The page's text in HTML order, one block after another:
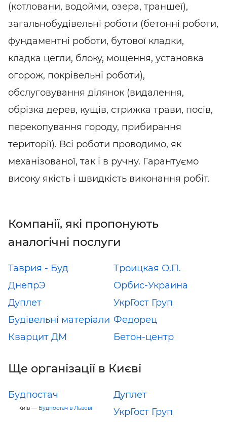
(котловани, водойми, озера, траншеї),
загальнобудівельні роботи (бетонні роботи,
фундаментні роботи, бутової кладки,
кладка цегли, блоку, мощення, установка
огорож, покрівельні роботи),
обслуговування ділянок (видалення,
обрізка дерев, кущів, стрижка трави, посів,
перекопування городу, прибирання
території). Всі роботи проводимо, як
механізованої, так і в ручну. Гарантуємо
високу якість і швидкість виконання робіт.
Компанії, які пропонують
аналогічні послуги
Таврия - Буд
Троицкая О.П.
ДнепрЭ
Орбис-Украина
Дуплет
УкрГост Груп
Будівельні матеріали Федорец
Кварцит ДМ
Бетон-центр
Ще організації в Києві
Будпостач
Київ — Будпостач в Львові
Дуплет
УкрГост Груп